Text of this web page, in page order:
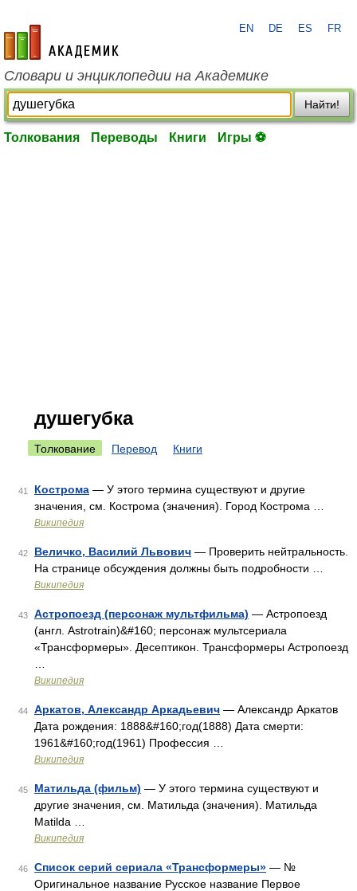
academic.ru
EN DE ES FR
Словари и энциклопедии на Академике
Найти!
Толкования Переводы Книги Игры ⚽
душегубка
Толкование Перевод Книги
41 Кострома — У этого термина существуют и другие
значения, см. Кострома (значения). Город Кострома …
Википедия
42 Величко, Василий Львович — Проверить нейтральность.
На странице обсуждения должны быть подробности …
Википедия
43 Астропоезд (персонаж мультфильма) — Астропоезд
(англ. Astrotrain)&#160; персонаж мультсериала
«Трансформеры». Десептикон. Трансформеры Астропоезд
Википедия
44 Аркатов, Александр Аркадьевич — Александр Аркатов
Дата рождения: 1888&#160;год(1888) Дата смерти:
1961&#160;год(1961) Профессия …
Википедия
45 Матильда (фильм) — У этого термина существуют и
другие значения, см. Матильда (значения). Матильда
Matilda …
Википедия
46 Список серий сериала «Трансформеры» — №
Оригинальное название Русское название Первое